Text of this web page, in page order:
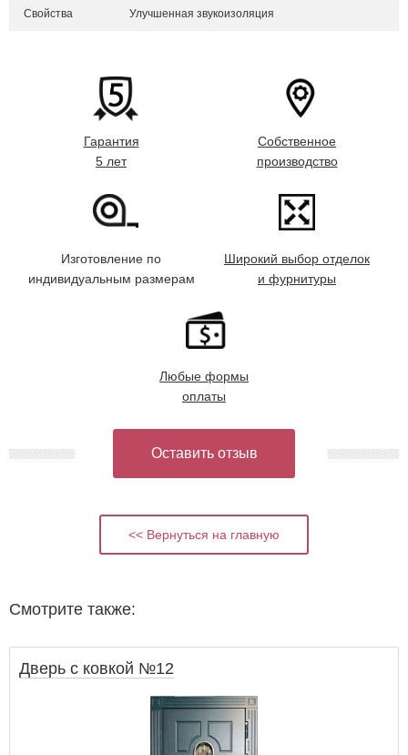
Свойства Улучшенная звукоизоляция
Гарантия
5 лет
Собственное
производство
Изготовление по
индивидуальным размерам
Широкий выбор отделок
и фурнитуры
Любые формы
оплаты
Оставить отзыв
<< Вернуться на главную
Смотрите также:
Дверь с ковкой №12